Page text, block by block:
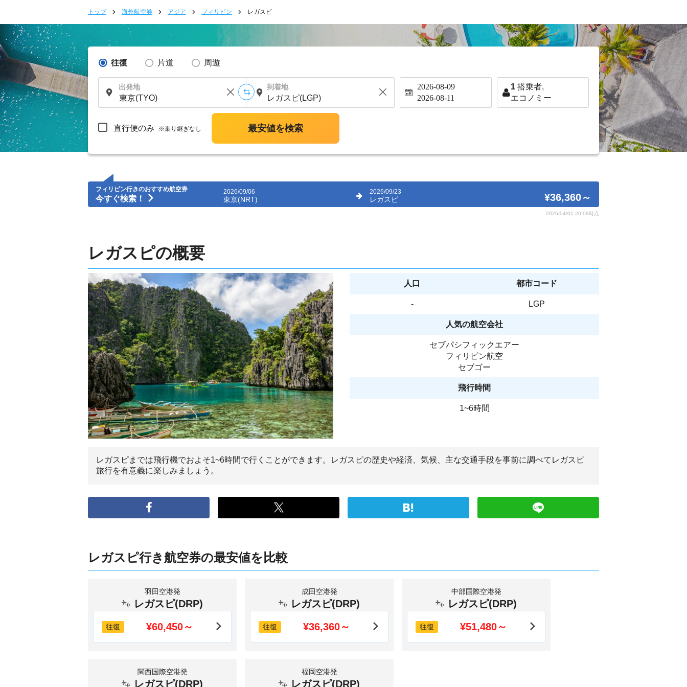
トップ 海外航空券 アジア フィリピン レガスピ
往復 片道 周遊
出発地 到着地 2026-08-09
2026-08-11
1 搭乗者,
エコノミー
直行便のみ ※乗り継ぎなし 最安値を検索
フィリピン行きのおすすめ航空券
今すぐ検索！
2026/09/06
東京(NRT)
2026/09/23
レガスピ ¥36,360～
2026/04/01 20:08時点
レガスピの概要
人口 都市コード
- LGP
人気の航空会社
セブパシフィックエアー
フィリピン航空
セブゴー
飛行時間
1~6時間
レガスピまでは飛行機でおよそ1~6時間で行くことができます。レガスピの歴史や経済、気候、主な交通手段を事前に調べてレガスピ
旅行を有意義に楽しみましょう。
レガスピ行き航空券の最安値を比較
羽田空港発
レガスピ(DRP)
往復 ¥60,450～
成田空港発
レガスピ(DRP)
往復 ¥36,360～
中部国際空港発
レガスピ(DRP)
往復 ¥51,480～
関西国際空港発
レガスピ(DRP)
福岡空港発
レガスピ(DRP)